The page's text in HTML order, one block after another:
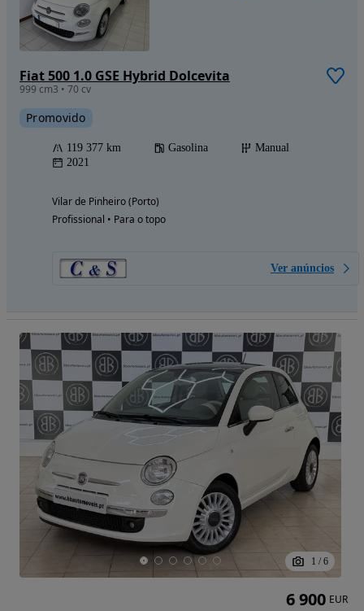
Fiat 500 1.0 GSE Hybrid Dolcevita
999 cm3 • 70 cv
Promovido
119 377 km Gasolina
Manual
2021
Vilar de Pinheiro (Porto)
Profissional • Para o topo
Ver anúncios
1 / 6
6 900 EUR